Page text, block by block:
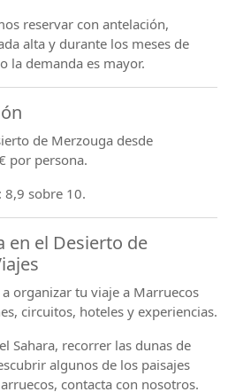
reservar con antelación,
alta y durante los meses de
la demanda es mayor.
de Merzouga desde
por persona.
8,9 sobre 10.
en el Desierto de
organizar tu viaje a Marruecos
circuitos, hoteles y experiencias.
Sahara, recorrer las dunas de
algunos de los paisajes
contacta con nosotros.